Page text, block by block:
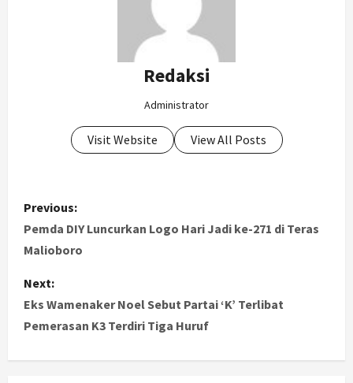
Redaksi
Administrator
Visit Website View All Posts
P
o
t
n
a
Previous:
Pemda DIY Luncurkan Logo Hari Jadi ke-271 di Teras
Malioboro
Next:
Eks Wamenaker Noel Sebut Partai ‘K’ Terlibat
Pemerasan K3 Terdiri Tiga Huruf